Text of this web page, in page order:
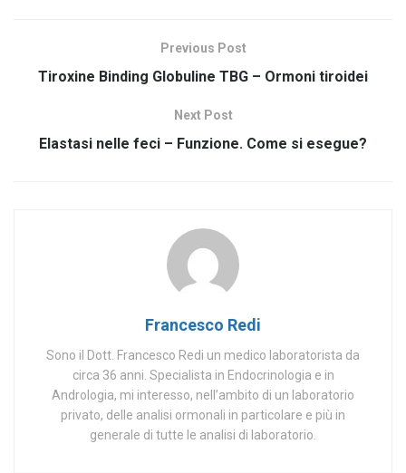
Previous Post
Tiroxine Binding Globuline TBG – Ormoni tiroidei
Next Post
Elastasi nelle feci – Funzione. Come si esegue?
Francesco Redi
Sono il Dott. Francesco Redi un medico laboratorista da
circa 36 anni. Specialista in Endocrinologia e in
Andrologia, mi interesso, nell’ambito di un laboratorio
privato, delle analisi ormonali in particolare e più in
generale di tutte le analisi di laboratorio.